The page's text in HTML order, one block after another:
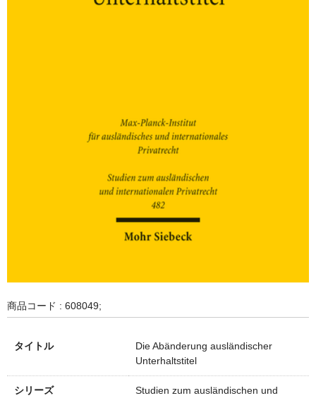
商品コード : 608049;
タイトル
Die Abänderung ausländischer
Unterhaltstitel
シリーズ
Studien zum ausländischen und